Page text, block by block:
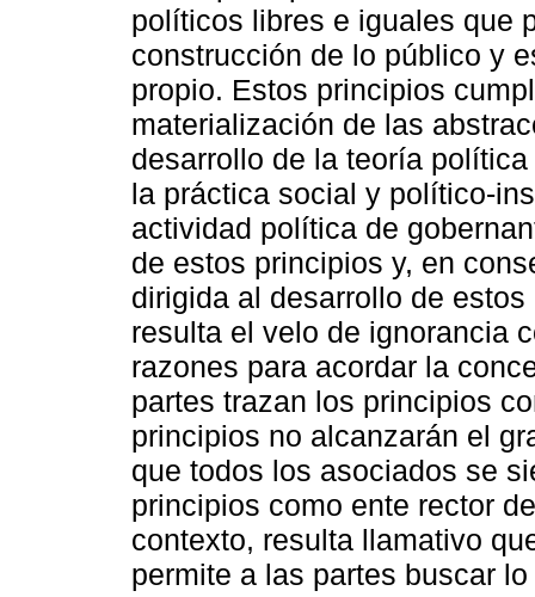
políticos libres e iguales que
construcción de lo público y
propio. Estos principios
materialización de las
desarrollo de la teoría
la práctica social y político-
actividad política de
de estos principios y, en
dirigida al desarrollo de
resulta el velo de ignorancia
razones para acordar la
partes trazan los principios
principios no alcanzarán el
que todos los asociados se
principios como ente rector
contexto, resulta llamativo
permite a las partes buscar